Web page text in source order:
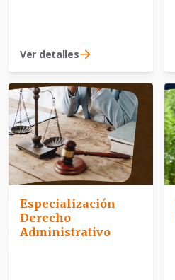
Ver detalles
Especialización
Derecho
Administrativo